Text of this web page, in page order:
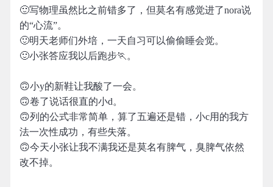
🙂写物理虽然比之前错多了，但莫名有感觉进了nora说
的“心流”。
🙂明天老师们外培，一天自习可以偷偷睡会觉。
🙂小张答应我以后跑步🏃。
🙃小y的新鞋让我酸了一会。
🙃卷了说话很直的小d。
🙃列的公式非常简单，算了五遍还是错，小c用的我方
法一次性成功，有些失落。
🙃今天小张让我不满我还是莫名有脾气，臭脾气依然
改不掉。